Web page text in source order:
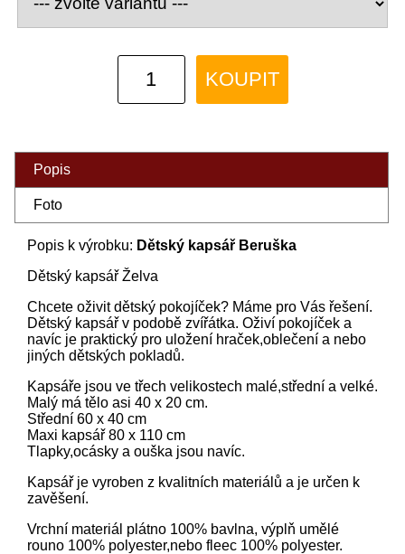
KOUPIT
Popis
Foto
Popis k výrobku: Dětský kapsář Beruška
Dětský kapsář Želva
Chcete oživit dětský pokojíček? Máme pro Vás řešení.
Dětský kapsář v podobě zvířátka. Oživí pokojíček a
navíc je praktický pro uložení hraček,oblečení a nebo
jiných dětských pokladů.
Kapsáře jsou ve třech velikostech malé,střední a velké.
Malý má tělo asi 40 x 20 cm.
Střední 60 x 40 cm
Maxi kapsář 80 x 110 cm
Tlapky,ocásky a ouška jsou navíc.
Kapsář je vyroben z kvalitních materiálů a je určen k
zavěšení.
Vrchní materiál plátno 100% bavlna, výplň umělé
rouno 100% polyester,nebo fleec 100% polyester.